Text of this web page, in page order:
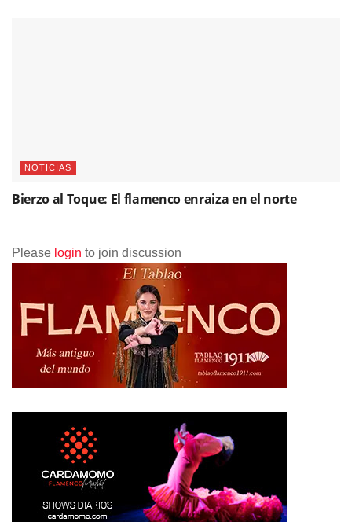
NOTICIAS
Bierzo al Toque: El flamenco enraiza en el norte
Please login to join discussion